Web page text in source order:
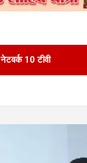
नेटवर्क 10 टीवी